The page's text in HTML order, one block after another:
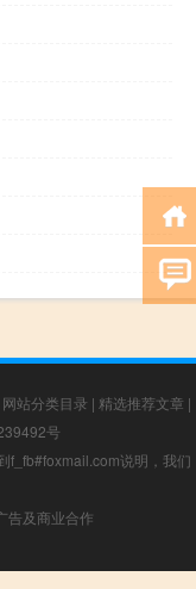
网站分类目录 | 精选推荐文章 |
号
f_fb#foxmail.com说明，我们
告及商业合作